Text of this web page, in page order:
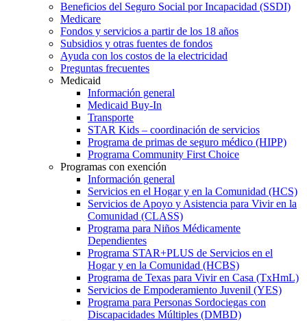
Beneficios del Seguro Social por Incapacidad (SSDI)
Medicare
Fondos y servicios a partir de los 18 años
Subsidios y otras fuentes de fondos
Ayuda con los costos de la electricidad
Preguntas frecuentes
Medicaid
Información general
Medicaid Buy-In
Transporte
STAR Kids – coordinación de servicios
Programa de primas de seguro médico (HIPP)
Programa Community First Choice
Programas con exención
Información general
Servicios en el Hogar y en la Comunidad (HCS)
Servicios de Apoyo y Asistencia para Vivir en la
Comunidad (CLASS)
Programa para Niños Médicamente
Dependientes
Programa STAR+PLUS de Servicios en el
Hogar y en la Comunidad (HCBS)
Programa de Texas para Vivir en Casa (TxHmL)
Servicios de Empoderamiento Juvenil (YES)
Programa para Personas Sordociegas con
Discapacidades Múltiples (DMBD)